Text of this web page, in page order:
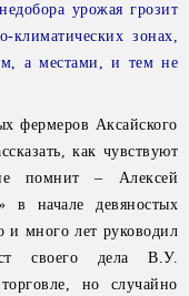
урожая грозит
зонах,
а местами, и тем не
фермеров Аксайского
как чувствуют
помнит – Алексей
начале девяностых
и много лет руководил
своего дела В.У.
но случайно